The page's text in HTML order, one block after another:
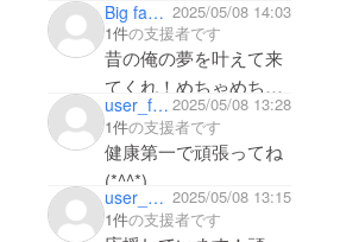
Big family 2025/05/08 14:03
1件の支援者です
昔の俺の夢を叶えて来
てくれ！めちゃめちゃ
応援してるぜ！！！
user_f3dffc9af914 2025/05/08 13:28
1件の支援者です
健康第一で頑張ってね
(*^^*)
user_74e4e0e159d4 2025/05/08 13:15
1件の支援者です